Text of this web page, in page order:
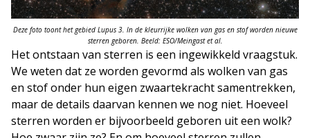
Deze foto toont het gebied Lupus 3. In de kleurrijke wolken van gas en stof worden nieuwe
sterren geboren. Beeld: ESO/Meingast et al.
Het ontstaan van sterren is een ingewikkeld vraagstuk.
We weten dat ze worden gevormd als wolken van gas
en stof onder hun eigen zwaartekracht samentrekken,
maar de details daarvan kennen we nog niet. Hoeveel
sterren worden er bijvoorbeeld geboren uit een wolk?